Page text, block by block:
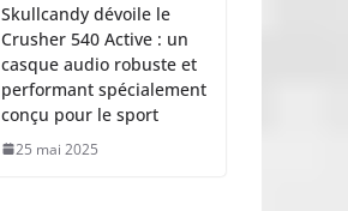
Skullcandy dévoile le
Crusher 540 Active : un
casque audio robuste et
performant spécialement
conçu pour le sport
25 mai 2025